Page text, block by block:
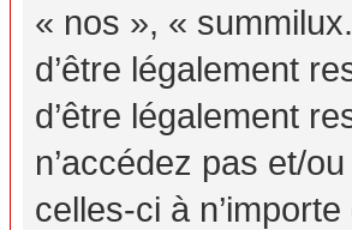
« nos », «
d’être légalement
d’être légalement
n’accédez pas et/
celles-ci à